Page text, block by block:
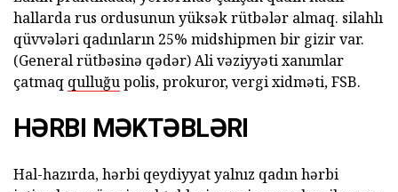
hallarda rus ordusunun yüksək rütbələr almaq. silahlı
qüvvələri qadınların 25% midshipmen bir gizir var.
(General rütbəsinə qədər) Ali vəziyyəti xanımlar
çatmaq qulluğupolis, prokuror, vergi xidməti, FSB.
HƏRBI MƏKTƏBLƏRI
Hal-hazırda, hərbi qeydiyyat yalnız qadın hərbi